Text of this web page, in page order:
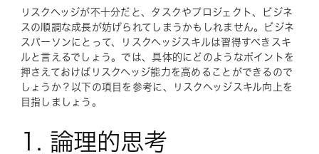
リスクヘッジが不十分だと、タスクやプロジェクト、ビジネ
スの順調な成長が妨げられてしまうかもしれません。ビジネ
スパーソンにとって、リスクヘッジスキルは習得すべきスキ
ルと言えるでしょう。では、具体的にどのようなポイントを
押さえておけばリスクヘッジ能力を高めることができるので
しょうか？以下の項目を参考に、リスクヘッジスキル向上を
目指しましょう。
1. 論理的思考